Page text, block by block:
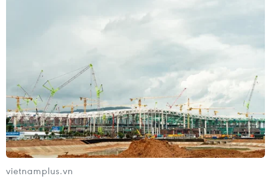
TIN CÙNG CHUYÊN MỤC
Thị trường vaccine thế giới chuyển
hướng sang người cao tuổi
08/08/2026 15:01
vietnamplus.vn